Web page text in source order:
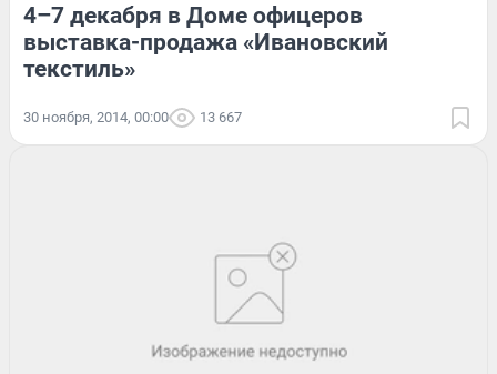
4–7 декабря в Доме офицеров
выставка-продажа «Ивановский
текстиль»
30 ноября, 2014, 00:00 13 667